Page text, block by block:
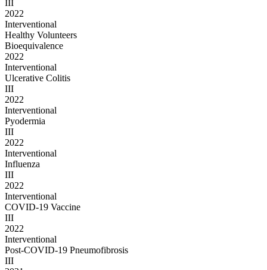
III
2022
Interventional
Healthy Volunteers
Bioequivalence
2022
Interventional
Ulcerative Colitis
III
2022
Interventional
Pyodermia
III
2022
Interventional
Influenza
III
2022
Interventional
COVID-19 Vaccine
III
2022
Interventional
Post-COVID-19 Pneumofibrosis
III